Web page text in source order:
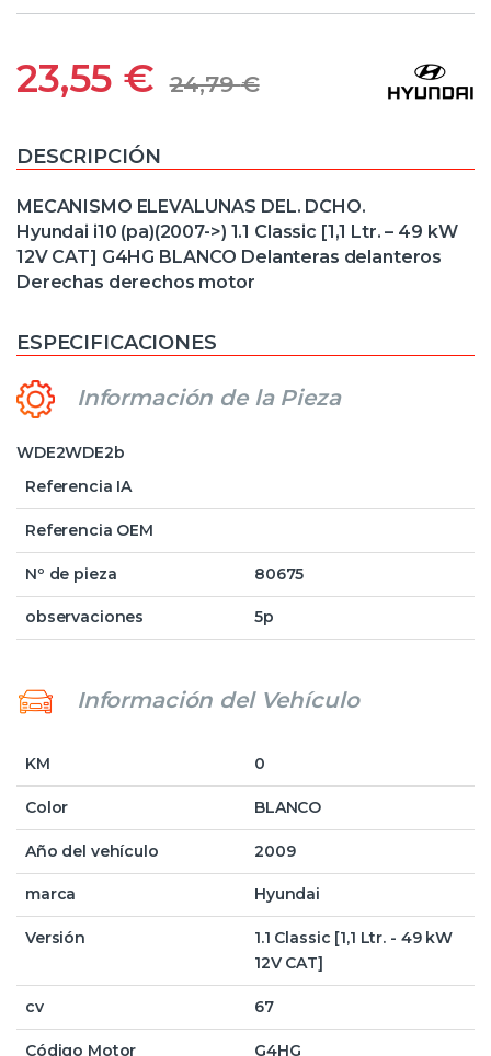
23,55 € 24,79€
DESCRIPCIÓN
MECANISMO ELEVALUNAS DEL. DCHO.
Hyundai i10 (pa)(2007->) 1.1 Classic [1,1 Ltr. – 49 kW
12V CAT] G4HG BLANCO Delanteras delanteros
Derechas derechos motor
ESPECIFICACIONES
Información de la Pieza
WDE2WDE2b
Referencia IA
Referencia OEM
Nº de pieza 80675
observaciones 5p
Información del Vehículo
KM 0
Color BLANCO
Año del vehículo 2009
marca Hyundai
Versión
1.1 Classic [1,1 Ltr. - 49 kW
12V CAT]
cv 67
Código Motor G4HG